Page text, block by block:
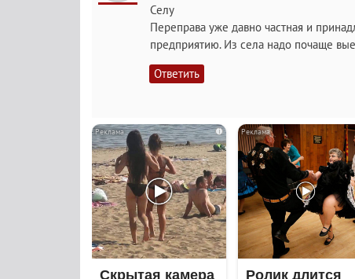
Селу
Переправа уже давно частная и
предприятию. Из села надо почаще
Ответить
i
Скрытая камера
Ролик длится